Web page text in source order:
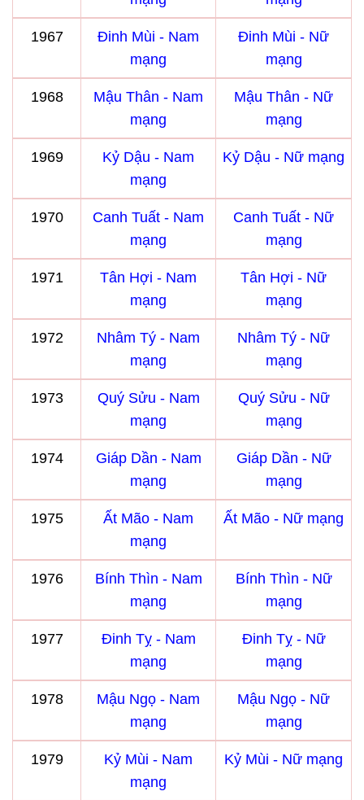
1967
Đinh Mùi - Nam
mạng
Đinh Mùi - Nữ
mạng
1968
Mậu Thân - Nam
mạng
Mậu Thân - Nữ
mạng
1969
Kỷ Dậu - Nam
mạng
Kỷ Dậu - Nữ mạng
1970
Canh Tuất - Nam
mạng
Canh Tuất - Nữ
mạng
1971
Tân Hợi - Nam
mạng
Tân Hợi - Nữ
mạng
1972
Nhâm Tý - Nam
mạng
Nhâm Tý - Nữ
mạng
1973
Quý Sửu - Nam
mạng
Quý Sửu - Nữ
mạng
1974
Giáp Dần - Nam
mạng
Giáp Dần - Nữ
mạng
1975
Ất Mão - Nam
mạng
Ất Mão - Nữ mạng
1976
Bính Thìn - Nam
mạng
Bính Thìn - Nữ
mạng
1977
Đinh Tỵ - Nam
mạng
Đinh Tỵ - Nữ
mạng
1978
Mậu Ngọ - Nam
mạng
Mậu Ngọ - Nữ
mạng
1979
Kỷ Mùi - Nam
mạng
Kỷ Mùi - Nữ mạng